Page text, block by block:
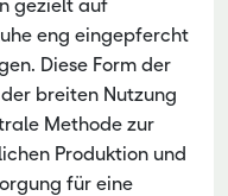
gezielt auf
eng eingepfercht
Diese Form der
breiten Nutzung
Methode zur
Produktion und
für eine